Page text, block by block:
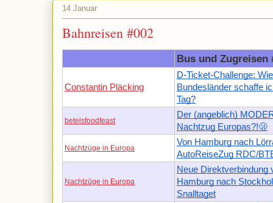
14 Januar
Bahnreisen #002
Bus und Zugreisen
Constantin Pläcking
D-Ticket-Challenge:
Bundesländer schaffe
Tag?
betelsfoodfeast
Der (angeblich)
Nachtzug Europas?!🫢
Nachtzüge in Europa
Von Hamburg nach
AutoReiseZug RDC/
Nachtzüge in Europa
Neue Direktverbindung
Hamburg nach
Snalltaget